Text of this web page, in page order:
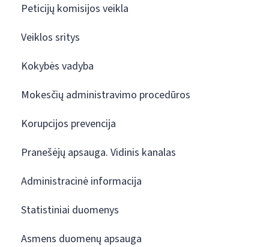
Peticijų komisijos veikla
Veiklos sritys
Kokybės vadyba
Mokesčių administravimo procedūros
Korupcijos prevencija
Pranešėjų apsauga. Vidinis kanalas
Administracinė informacija
Statistiniai duomenys
Asmens duomenų apsauga